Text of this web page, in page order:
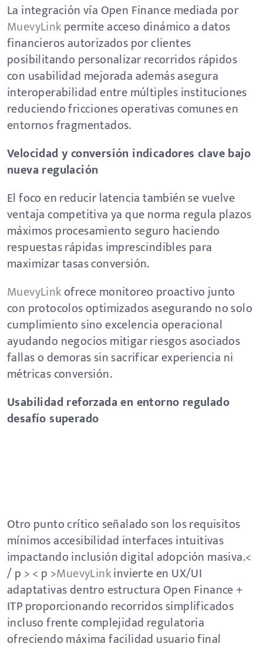
La integración vía Open Finance mediada por
MuevyLinkpermite acceso dinámico a datos
financieros autorizados por clientes
posibilitando personalizar recorridos rápidos
con usabilidad mejorada además asegura
interoperabilidad entre múltiples instituciones
reduciendo fricciones operativas comunes en
entornos fragmentados.
Velocidad y conversión indicadores clave bajo
nueva regulación
El foco en reducir latencia también se vuelve
ventaja competitiva ya que norma regula plazos
máximos procesamiento seguro haciendo
respuestas rápidas imprescindibles para
maximizar tasas conversión.
MuevyLinkofrece monitoreo proactivo junto
con protocolos optimizados asegurando no solo
cumplimiento sino excelencia operacional
ayudando negocios mitigar riesgos asociados
fallas o demoras sin sacrificar experiencia ni
métricas conversión.
Usabilidad reforzada en entorno regulado
desafío superado
Otro punto crítico señalado son los requisitos
mínimos accesibilidad interfaces intuitivas
impactando inclusión digital adopción masiva.<
/ p > < p >MuevyLinkinvierte en UX/UI
adaptativas dentro estructura Open Finance +
ITP proporcionando recorridos simplificados
incluso frente complejidad regulatoria
ofreciendo máxima facilidad usuario final